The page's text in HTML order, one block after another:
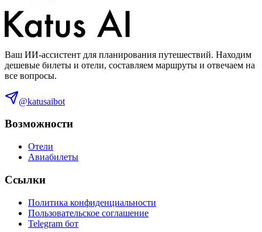
Ваш ИИ-ассистент для планирования путешествий. Находим
дешевые билеты и отели, составляем маршруты и отвечаем на
все вопросы.
@katusaibot
Возможности
Отели
Авиабилеты
Ссылки
Политика конфиденциальности
Пользовательское соглашение
Telegram бот